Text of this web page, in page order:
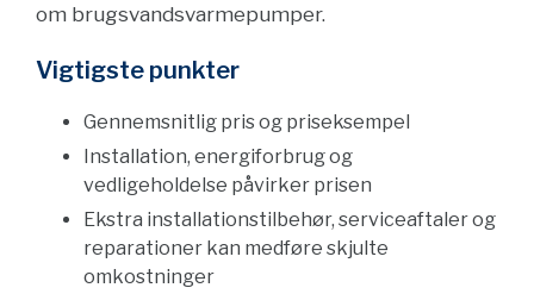
om brugsvandsvarmepumper.
Vigtigste punkter
Gennemsnitlig pris og priseksempel
Installation, energiforbrug og
vedligeholdelse påvirker prisen
Ekstra installationstilbehør, serviceaftaler og
reparationer kan medføre skjulte
omkostninger